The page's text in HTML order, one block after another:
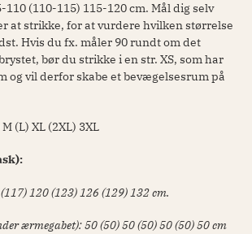
110 (110-115) 115-120 cm. Mål dig selv
at strikke, for at vurdere hvilken størrelse
Hvis du fx. måler 90 rundt om det
bør du strikke i en str. XS, som har
og vil derfor skabe et bevægelsesrum på
M (L) XL (2XL) 3XL
120 (123) 126 (129) 132 cm.
ærmegabet): 50 (50) 50 (50) 50 (50) 50 cm